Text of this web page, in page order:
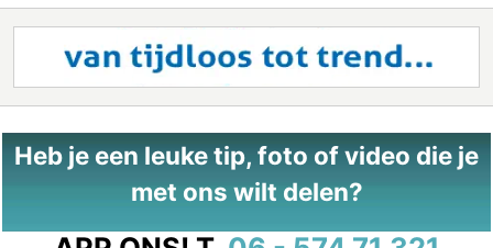
Heb je een leuke tip, foto of video die je
met ons wilt delen?